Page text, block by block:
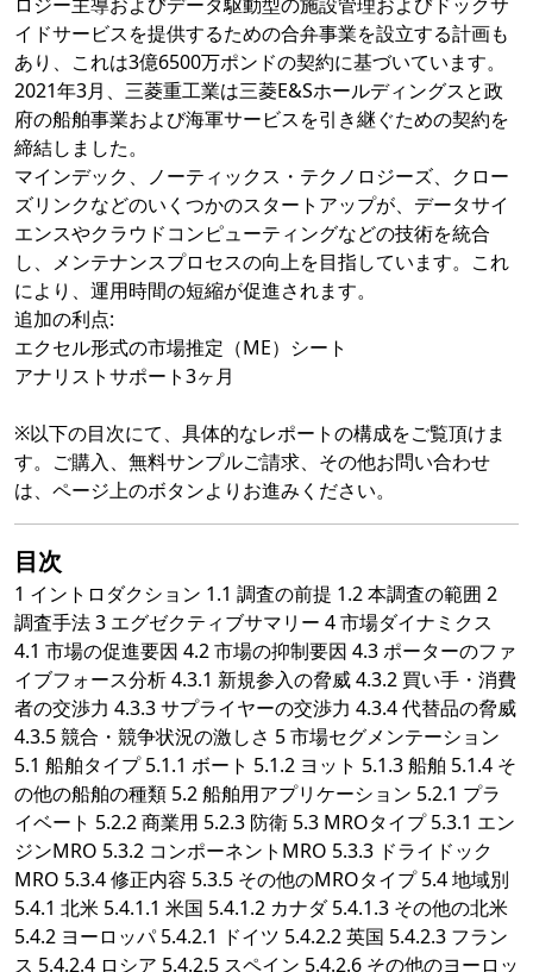
イドサービスを提供するための合弁事業を設立する計画も
あり、これは3億6500万ポンドの契約に基づいています。
2021年3月、三菱重工業は三菱E&Sホールディングスと政
府の船舶事業および海軍サービスを引き継ぐための契約を
締結しました。
マインデック、ノーティックス・テクノロジーズ、クロー
ズリンクなどのいくつかのスタートアップが、データサイ
エンスやクラウドコンピューティングなどの技術を統合
し、メンテナンスプロセスの向上を目指しています。これ
により、運用時間の短縮が促進されます。
追加の利点:
エクセル形式の市場推定（ME）シート
アナリストサポート3ヶ月
※以下の目次にて、具体的なレポートの構成をご覧頂けま
す。ご購入、無料サンプルご請求、その他お問い合わせ
は、ページ上のボタンよりお進みください。
目次
1 イントロダクション 1.1 調査の前提 1.2 本調査の範囲 2
調査手法 3 エグゼクティブサマリー 4 市場ダイナミクス
4.1 市場の促進要因 4.2 市場の抑制要因 4.3 ポーターのファ
イブフォース分析 4.3.1 新規参入の脅威 4.3.2 買い手・消費
者の交渉力 4.3.3 サプライヤーの交渉力 4.3.4 代替品の脅威
4.3.5 競合・競争状況の激しさ 5 市場セグメンテーション
5.1 船舶タイプ 5.1.1 ボート 5.1.2 ヨット 5.1.3 船舶 5.1.4 そ
の他の船舶の種類 5.2 船舶用アプリケーション 5.2.1 プラ
イベート 5.2.2 商業用 5.2.3 防衛 5.3 MROタイプ 5.3.1 エン
ジンMRO 5.3.2 コンポーネントMRO 5.3.3 ドライドック
MRO 5.3.4 修正内容 5.3.5 その他のMROタイプ 5.4 地域別
5.4.1 北米 5.4.1.1 米国 5.4.1.2 カナダ 5.4.1.3 その他の北米
5.4.2 ヨーロッパ 5.4.2.1 ドイツ 5.4.2.2 英国 5.4.2.3 フラン
ス 5.4.2.4 ロシア 5.4.2.5 スペイン 5.4.2.6 その他のヨーロッ